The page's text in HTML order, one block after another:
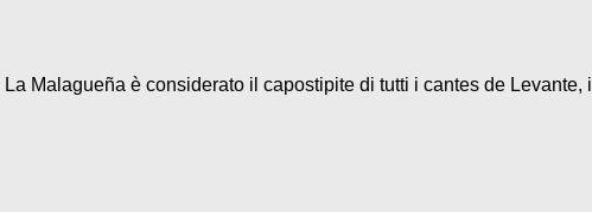
Malagueña è considerato il capostipite di tutti i cantes de Levante, i